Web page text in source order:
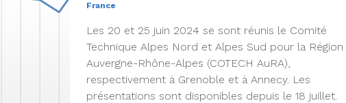
France
Les 20 et 25 juin 2024 se sont réunis le Comité
Technique Alpes Nord et Alpes Sud pour la Région
Auvergne-Rhône-Alpes (COTECH AuRA),
respectivement à Grenoble et à Annecy. Les
présentations sont disponibles depuis le 18 juillet.